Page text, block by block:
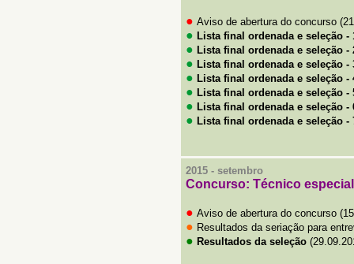
● Aviso de abertura do concurso
● Lista final ordenada e seleção -
● Lista final ordenada e seleção -
● Lista final ordenada e seleção -
● Lista final ordenada e seleção -
● Lista final ordenada e seleção -
● Lista final ordenada e seleção -
● Lista final ordenada e seleção -
2015 - setembro
Concurso: Técnico
● Aviso de abertura do concurso
● Resultados da seriação para
● Resultados da seleção